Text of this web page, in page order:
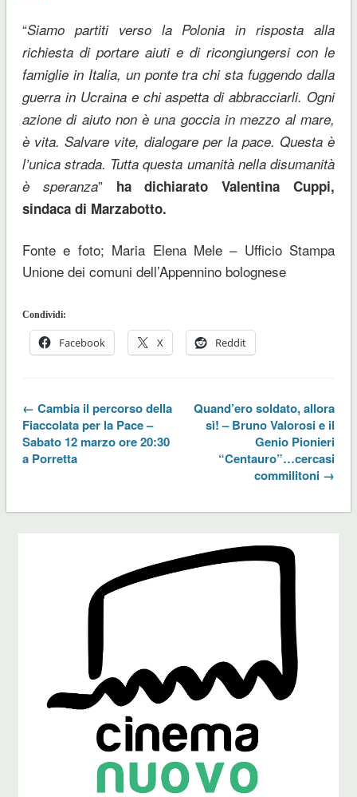
“Siamo partiti verso la Polonia in risposta alla
richiesta di portare aiuti e di ricongiungersi con le
famiglie in Italia, un ponte tra chi sta fuggendo dalla
guerra in Ucraina e chi aspetta di abbracciarli. Ogni
azione di aiuto non è una goccia in mezzo al mare,
è vita. Salvare vite, dialogare per la pace. Questa è
l’unica strada. Tutta questa umanità nella disumanità
è speranza” ha dichiarato Valentina Cuppi,
sindaca di Marzabotto.
Fonte e foto; Maria Elena Mele – Ufficio Stampa
Unione dei comuni dell’Appennino bolognese
Condividi:
Facebook X Reddit
← Cambia il percorso della
Fiaccolata per la Pace –
Sabato 12 marzo ore 20:30
a Porretta
Quand’ero soldato, allora
sì! – Bruno Valorosi e il
Genio Pionieri
“Centauro”…cercasi
commilitoni →